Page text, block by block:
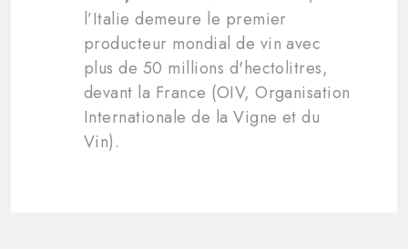
l’Italie demeure le premier
producteur mondial de vin avec
plus de 50 millions d'hectolitres,
devant la France (OIV, Organisation
Internationale de la Vigne et du
Vin).